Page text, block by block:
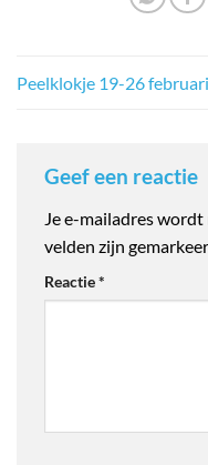
Peelklokje 19-26 februari
Geef een reactie
Je e-mailadres
velden zijn
Reactie*